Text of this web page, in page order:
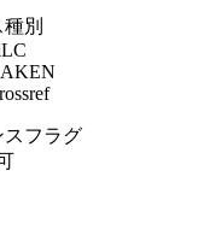
別
スフラグ